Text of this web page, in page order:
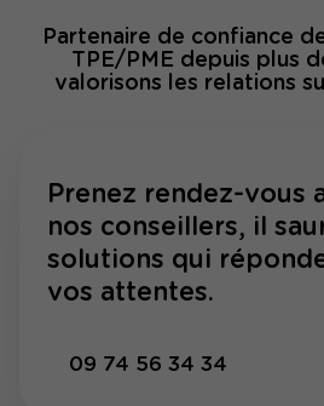
Partenaire de confiance
TPE/PME depuis plus
valorisons les relations
Prenez rendez-vous
nos conseillers, il
solutions qui
vos attentes.
09 74 56 34 34